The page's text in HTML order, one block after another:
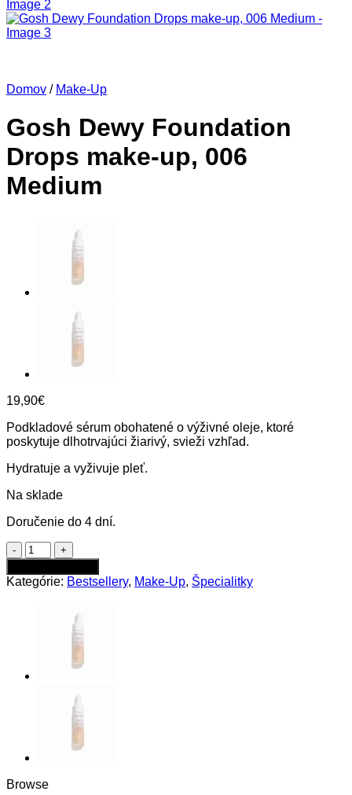
Domov / Make-Up
Gosh Dewy Foundation
Drops make-up, 006
Medium
19,90€
Podkladové sérum obohatené o výživné oleje, ktoré
poskytuje dlhotrvajúci žiarivý, svieži vzhľad.
Hydratuje a vyživuje pleť.
Na sklade
Doručenie do 4 dní.
množstvo
Gosh
Dewy
Foundation
Kategórie: Bestsellery, Make-Up, Špecialitky
Browse